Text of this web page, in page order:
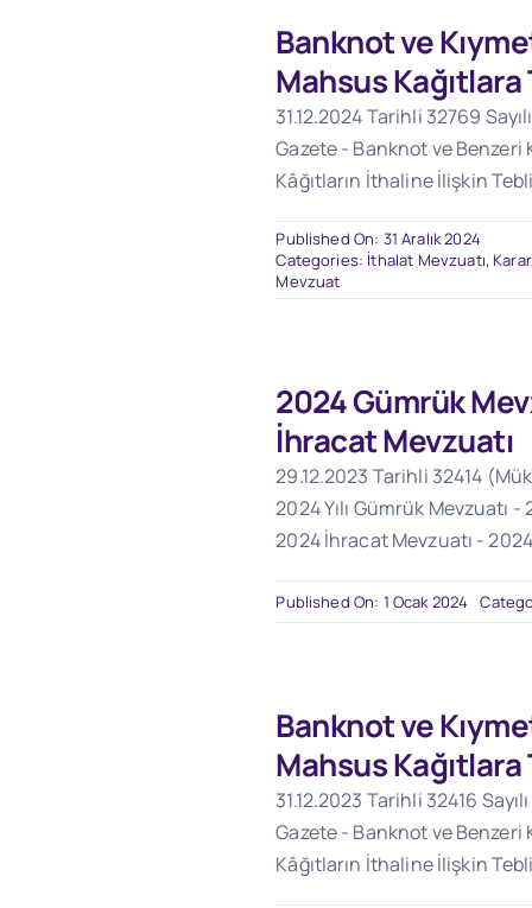
Banknot ve
Mahsus
31.12.2024 Tarihli 32769
Gazete - Banknot ve Benzeri
Kâğıtların İthaline İlişkin
Published On: 31 Aralık 2024
Categories: İthalat Mevzuatı,
Mevzuat
2024 Gümrük
İhracat Mevzuatı
29.12.2023 Tarihli 32414
2024 Yılı Gümrük Mevzuatı
2024 İhracat Mevzuatı -
Published On: 1 Ocak 2024
Banknot ve
Mahsus
31.12.2023 Tarihli 32416
Gazete - Banknot ve Benzeri
Kâğıtların İthaline İlişkin